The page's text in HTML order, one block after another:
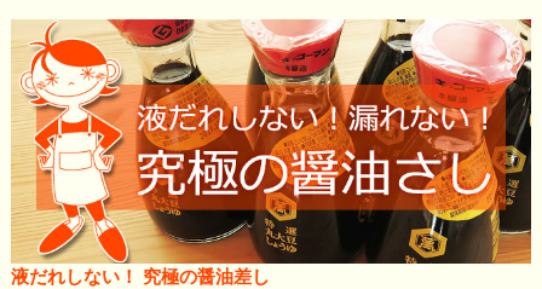
液だれしない！ 究極の醤油差し